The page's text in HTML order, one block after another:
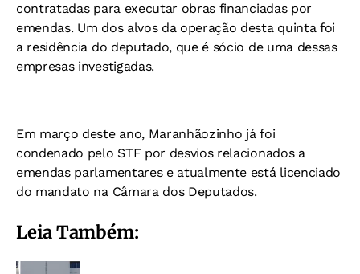
contratadas para executar obras financiadas por
emendas. Um dos alvos da operação desta quinta foi
a residência do deputado, que é sócio de uma dessas
empresas investigadas.
Em março deste ano, Maranhãozinho já foi
condenado pelo STF por desvios relacionados a
emendas parlamentares e atualmente está licenciado
do mandato na Câmara dos Deputados.
Leia Também: